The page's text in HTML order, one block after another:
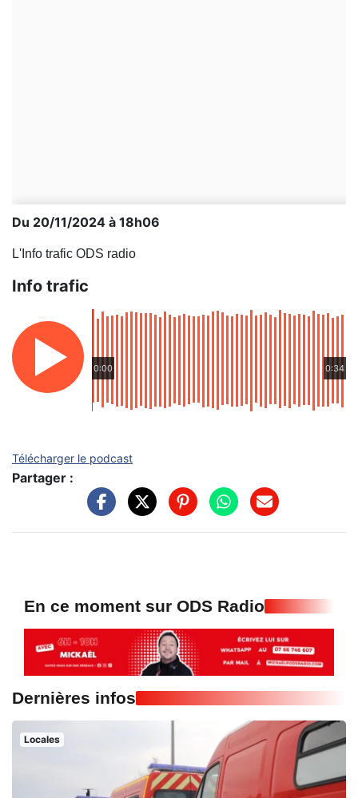
Du 20/11/2024 à 18h06
L'Info trafic ODS radio
Info trafic
0:00 0:34
Télécharger le podcast
Partager :
En ce moment sur ODS Radio
Dernières infos
Locales